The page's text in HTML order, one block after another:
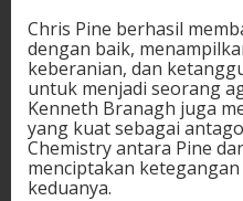
Chris Pine berhasil
dengan baik,
keberanian, dan
untuk menjadi seorang
Kenneth Branagh juga
yang kuat sebagai
Chemistry antara Pine
menciptakan
keduanya.